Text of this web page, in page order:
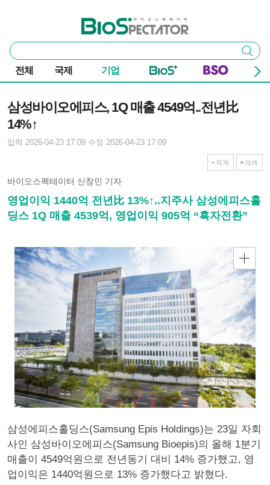
바이오스펙테이터
통
합
검
색
검색
전체 국제 기업
삼성바이오에피스, 1Q 매출 4549억..전년比
14%↑
입력 2026-04-23 17:09 수정 2026-04-23 17:09
작게 크게
바이오스펙테이터 신창민 기자
영업이익 1440억 전년比 13%↑..지주사 삼성에피스홀
딩스 1Q 매출 4539억, 영업이익 905억 “흑자전환”
삼성에피스홀딩스(Samsung Epis Holdings)는 23일 자회
사인 삼성바이오에피스(Samsung Bioepis)의 올해 1분기
매출이 4549억원으로 전년동기 대비 14% 증가했고, 영
업이익은 1440억원으로 13% 증가했다고 밝혔다.